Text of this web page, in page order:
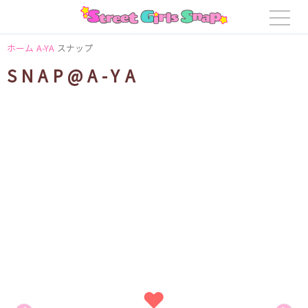
ホーム A-YA スナップ
SNAP@A-YA